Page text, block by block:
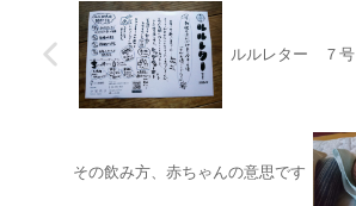
ルルレター ７号
その飲み方、赤ちゃんの意思です